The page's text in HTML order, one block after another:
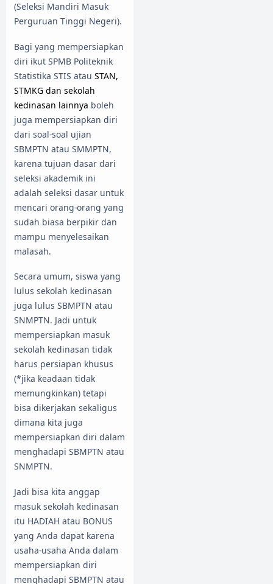
(Seleksi Mandiri Masuk
Perguruan Tinggi Negeri).
Bagi yang mempersiapkan
diri ikut SPMB Politeknik
Statistika STIS atau STAN,
STMKG dan sekolah
kedinasan lainnya boleh
juga mempersiapkan diri
dari soal-soal ujian
SBMPTN atau SMMPTN,
karena tujuan dasar dari
seleksi akademik ini
adalah seleksi dasar untuk
mencari orang-orang yang
sudah biasa berpikir dan
mampu menyelesaikan
malasah.
Secara umum, siswa yang
lulus sekolah kedinasan
juga lulus SBMPTN atau
SNMPTN. Jadi untuk
mempersiapkan masuk
sekolah kedinasan tidak
harus persiapan khusus
(*jika keadaan tidak
memungkinkan) tetapi
bisa dikerjakan sekaligus
dimana kita juga
mempersiapkan diri dalam
menghadapi SBMPTN atau
SNMPTN.
Jadi bisa kita anggap
masuk sekolah kedinasan
itu HADIAH atau BONUS
yang Anda dapat karena
usaha-usaha Anda dalam
mempersiapkan diri
menghadapi SBMPTN atau